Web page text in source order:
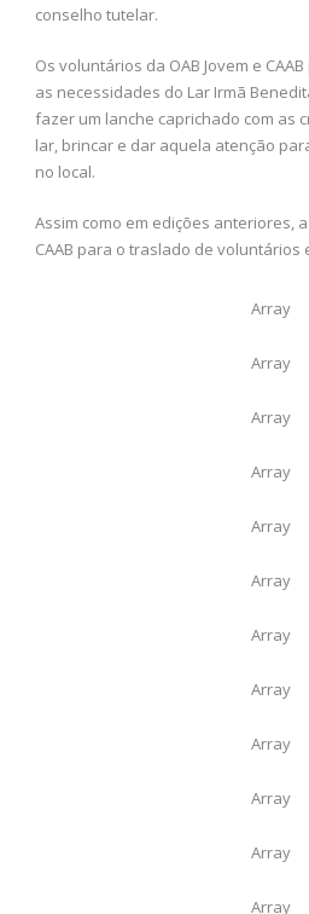
conselho tutelar.
Os voluntários da OAB Jovem e
as necessidades do Lar Irmã
fazer um lanche caprichado com as
lar, brincar e dar aquela atenção
no local.
Assim como em edições anteriores,
CAAB para o traslado de voluntários
Array
Array
Array
Array
Array
Array
Array
Array
Array
Array
Array
Array